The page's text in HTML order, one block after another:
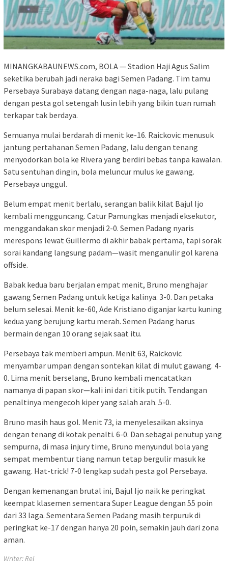
MINANGKABAUNEWS.com, BOLA — Stadion Haji Agus Salim
seketika berubah jadi neraka bagi Semen Padang. Tim tamu
Persebaya Surabaya datang dengan naga-naga, lalu pulang
dengan pesta gol setengah lusin lebih yang bikin tuan rumah
terkapar tak berdaya.
Semuanya mulai berdarah di menit ke-16. Raickovic menusuk
jantung pertahanan Semen Padang, lalu dengan tenang
menyodorkan bola ke Rivera yang berdiri bebas tanpa kawalan.
Satu sentuhan dingin, bola meluncur mulus ke gawang.
Persebaya unggul.
Belum empat menit berlalu, serangan balik kilat Bajul Ijo
kembali mengguncang. Catur Pamungkas menjadi eksekutor,
menggandakan skor menjadi 2-0. Semen Padang nyaris
merespons lewat Guillermo di akhir babak pertama, tapi sorak
sorai kandang langsung padam—wasit menganulir gol karena
offside.
Babak kedua baru berjalan empat menit, Bruno menghajar
gawang Semen Padang untuk ketiga kalinya. 3-0. Dan petaka
belum selesai. Menit ke-60, Ade Kristiano diganjar kartu kuning
kedua yang berujung kartu merah. Semen Padang harus
bermain dengan 10 orang sejak saat itu.
Persebaya tak memberi ampun. Menit 63, Raickovic
menyambar umpan dengan sontekan kilat di mulut gawang. 4-
0. Lima menit berselang, Bruno kembali mencatatkan
namanya di papan skor—kali ini dari titik putih. Tendangan
penaltinya mengecoh kiper yang salah arah. 5-0.
Bruno masih haus gol. Menit 73, ia menyelesaikan aksinya
dengan tenang di kotak penalti. 6-0. Dan sebagai penutup yang
sempurna, di masa injury time, Bruno menyundul bola yang
sempat membentur tiang namun tetap bergulir masuk ke
gawang. Hat-trick! 7-0 lengkap sudah pesta gol Persebaya.
Dengan kemenangan brutal ini, Bajul Ijo naik ke peringkat
keempat klasemen sementara Super League dengan 55 poin
dari 33 laga. Sementara Semen Padang masih terpuruk di
peringkat ke-17 dengan hanya 20 poin, semakin jauh dari zona
aman.
Writer: Rel